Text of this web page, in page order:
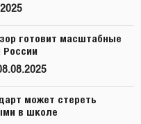
готовит масштабные
России
может стереть
в школе